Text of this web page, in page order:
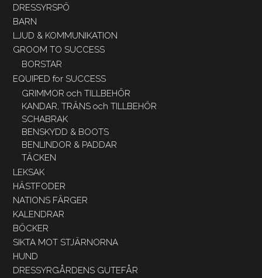
DRESSYRSPÖ
BARN
LJUD & KOMMUNIKATION
GROOM TO SUCCESS
BORSTAR
EQUIPED for SUCCESS
GRIMMOR och TILLBEHÖR
KANDAR, TRÄNS och TILLBEHÖR
SCHABRAK
BENSKYDD & BOOTS
BENLINDOR & PADDAR
TÄCKEN
LEKSAK
HÄSTFODER
NATIONS FÄRGER
KALENDRAR
BÖCKER
SIKTA MOT STJÄRNORNA
HUND
DRESSYRGÅRDENS GUTEFÅR